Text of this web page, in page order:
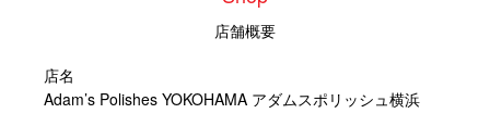
店舗概要
店名
Adam’s Polishes YOKOHAMA アダムスポリッシュ横浜